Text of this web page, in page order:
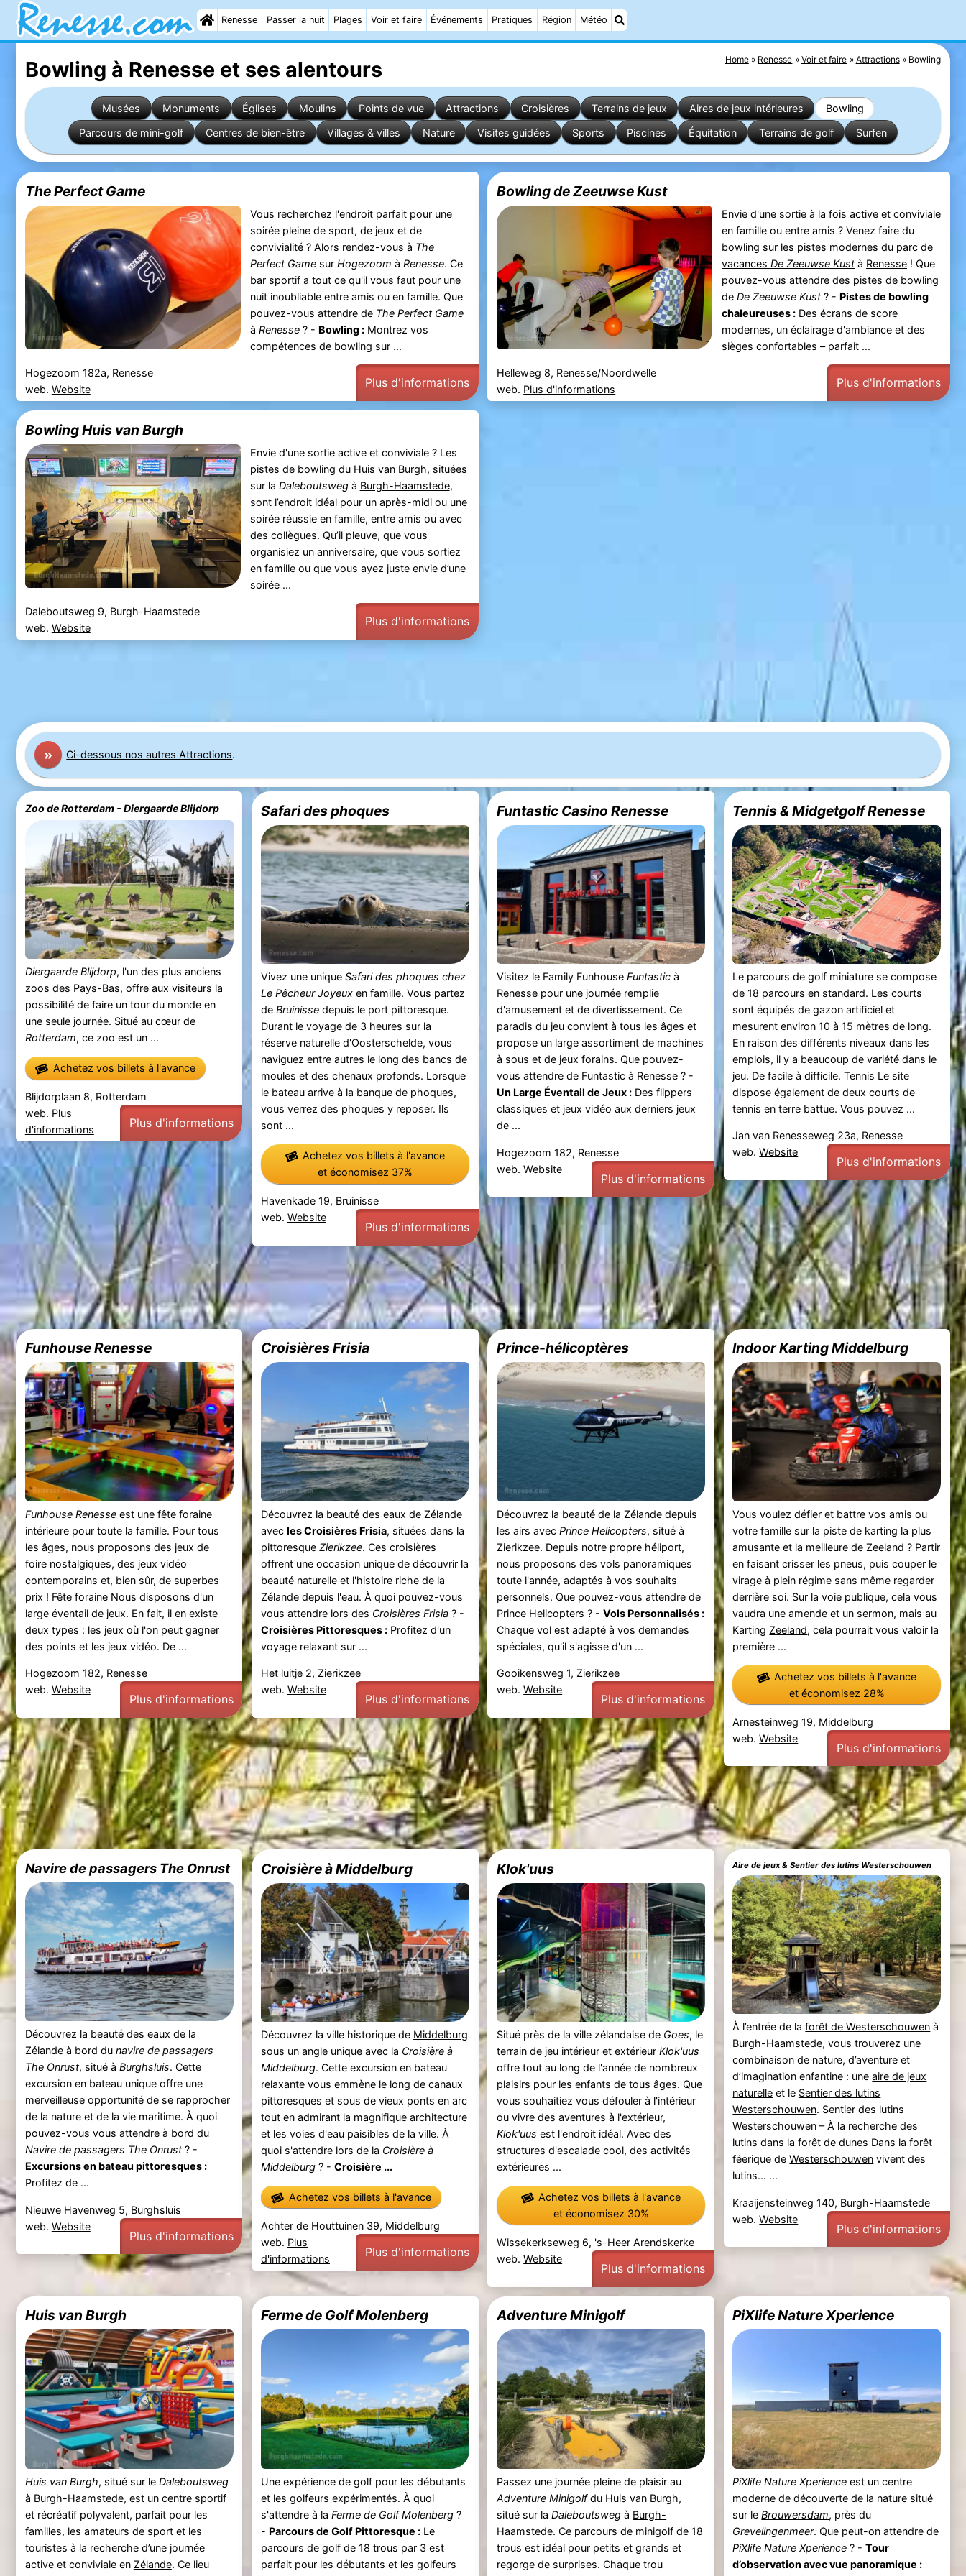
Renesse Passer la nuit Plages Voir et faire Événements Pratiques Région Météo
Home Renesse Voir et faire Attractions Bowling
Bowling à Renesse et ses alentours
Musées Monuments Églises Moulins Points de vue Attractions Croisières Terrains de jeux Aires de jeux intérieures
Bowling
Parcours de mini-golf
Centres de bien-être Villages & villes Nature Visites guidées Sports Piscines Équitation Terrains de golf Surfen
The Perfect Game
Vous recherchez l'endroit parfait pour une
soirée pleine de sport, de jeux et de
convivialité ? Alors rendez-vous à The
Perfect Gamesur Hogezoom à Renesse. Ce
bar sportif a tout ce qu'il vous faut pour une
nuit inoubliable entre amis ou en famille. Que
pouvez-vous attendre de The Perfect Game
à Renesse? - Bowling :Montrez vos
compétences de bowling sur ...
Hogezoom 182a, Renesse
web. Website Plus d'informations
Bowling de Zeeuwse Kust
Envie d'une sortie à la fois active et conviviale
en famille ou entre amis ? Venez faire du
bowling sur les pistes modernes du parc de
vacances De Zeeuwse Kustà Renesse! Que
pouvez-vous attendre des pistes de bowling
de De Zeeuwse Kust? - Pistes de bowling
chaleureuses :Des écrans de score
modernes, un éclairage d'ambiance et des
sièges confortables – parfait ...
Helleweg 8, Renesse/Noordwelle
web. Plus d'informations Plus d'informations
Bowling Huis van Burgh
Envie d'une sortie active et conviviale ? Les
pistes de bowling du Huis van Burgh, situées
sur la Daleboutswegà Burgh-Haamstede,
sont l’endroit idéal pour un après-midi ou une
soirée réussie en famille, entre amis ou avec
des collègues. Qu’il pleuve, que vous
organisiez un anniversaire, que vous sortiez
en famille ou que vous ayez juste envie d’une
soirée ...
Daleboutsweg 9, Burgh-Haamstede
web. Website Plus d'informations
» Ci-dessous nos autres Attractions.
Zoo de Rotterdam - Diergaarde Blijdorp
Diergaarde Blijdorp, l'un des plus anciens
zoos des Pays-Bas, offre aux visiteurs la
possibilité de faire un tour du monde en
une seule journée. Situé au cœur de
Rotterdam, ce zoo est un ...
Achetez vos billets à l'avance
Blijdorplaan 8, Rotterdam
web. Plus
d'informations
Plus d'informations
Safari des phoques
Vivez une unique Safari des phoques chez
Le Pêcheur Joyeuxen famille. Vous partez
de Bruinissedepuis le port pittoresque.
Durant le voyage de 3 heures sur la
réserve naturelle d'Oosterschelde, vous
naviguez entre autres le long des bancs de
moules et des chenaux profonds. Lorsque
le bateau arrive à la banque de phoques,
vous verrez des phoques y reposer. Ils
sont ...
Achetez vos billets à l'avance
et économisez 37%
Havenkade 19, Bruinisse
web. Website
Plus d'informations
Funtastic Casino Renesse
Visitez le Family FunhouseFuntastic à
Renesse pour une journée remplie
d'amusement et de divertissement. Ce
paradis du jeu convient à tous les âges et
propose un large assortiment de machines
à sous et de jeux forains. Que pouvez-
vous attendre de Funtastic à Renesse ? -
Un Large Éventail de Jeux : Des flippers
classiques et jeux vidéo aux derniers jeux
de ...
Hogezoom 182, Renesse
web.Website
Plus d'informations
Tennis & Midgetgolf Renesse
Le parcours de golf miniature se compose
de 18 parcours en standard. Les courts
sont équipés de gazon artificiel et
mesurent environ 10 à 15 mètres de long.
En raison des différents niveaux dans les
emplois, il y a beaucoup de variété dans le
jeu. De facile à difficile. Tennis Le site
dispose également de deux courts de
tennis en terre battue. Vous pouvez ...
Jan van Renesseweg 23a, Renesse
web.Website
Plus d'informations
Funhouse Renesse
Funhouse Renesseest une fête foraine
intérieure pour toute la famille. Pour tous
les âges, nous proposons des jeux de
foire nostalgiques, des jeux vidéo
contemporains et, bien sûr, de superbes
prix ! Fête foraine Nous disposons d'un
large éventail de jeux. En fait, il en existe
deux types : les jeux où l'on peut gagner
des points et les jeux vidéo. De ...
Hogezoom 182, Renesse
web. Website
Plus d'informations
Croisières Frisia
Découvrez la beauté des eaux de Zélande
avec les Croisières Frisia, situées dans la
pittoresque Zierikzee. Ces croisières
offrent une occasion unique de découvrir la
beauté naturelle et l'histoire riche de la
Zélande depuis l'eau. À quoi pouvez-vous
vous attendre lors des Croisières Frisia? -
Croisières Pittoresques :Profitez d'un
voyage relaxant sur ...
Het luitje 2, Zierikzee
web. Website
Plus d'informations
Prince-hélicoptères
Découvrez la beauté de la Zélande depuis
les airs avecPrince Helicopters, situé à
Zierikzee. Depuis notre propre héliport,
nous proposons des vols panoramiques
toute l'année, adaptés à vos souhaits
personnels. Que pouvez-vous attendre de
Prince Helicopters ? -Vols Personnalisés :
Chaque vol est adapté à vos demandes
spéciales, qu'il s'agisse d'un ...
Gooikensweg 1, Zierikzee
web.Website
Plus d'informations
Indoor Karting Middelburg
Vous voulez défier et battre vos amis ou
votre famille sur la piste de karting la plus
amusante et la meilleure de Zeeland ? Partir
en faisant crisser les pneus, puis couper le
virage à plein régime sans même regarder
derrière soi. Sur la voie publique, cela vous
vaudra une amende et un sermon, mais au
KartingZeeland, cela pourrait vous valoir la
première ...
Achetez vos billets à l'avance
et économisez 28%
Arnesteinweg 19, Middelburg
web.Website
Plus d'informations
Navire de passagers The Onrust
Découvrez la beauté des eaux de la
Zélande à bord du navire de passagers
The Onrust, situé à Burghsluis. Cette
excursion en bateau unique offre une
merveilleuse opportunité de se rapprocher
de la nature et de la vie maritime. À quoi
pouvez-vous vous attendre à bord du
Navire de passagers The Onrust? -
Excursions en bateau pittoresques :
Profitez de ...
Nieuwe Havenweg 5, Burghsluis
web. Website
Plus d'informations
Croisière à Middelburg
Découvrez la ville historique de Middelburg
sous un angle unique avec la Croisière à
Middelburg. Cette excursion en bateau
relaxante vous emmène le long de canaux
pittoresques et sous de vieux ponts en arc
tout en admirant la magnifique architecture
et les voies d'eau paisibles de la ville. À
quoi s'attendre lors de la Croisière à
Middelburg? - Croisière ...
Achetez vos billets à l'avance
Achter de Houttuinen 39, Middelburg
web. Plus
d'informations
Plus d'informations
Klok'uus
Situé près de la ville zélandaise de Goes, le
terrain de jeu intérieur et extérieurKlok'uus
offre tout au long de l'année de nombreux
plaisirs pour les enfants de tous âges. Que
vous souhaitiez vous défouler à l'intérieur
ou vivre des aventures à l'extérieur,
Klok'uus est l'endroit idéal. Avec des
structures d'escalade cool, des activités
extérieures ...
Achetez vos billets à l'avance
et économisez 30%
Wissekerkseweg 6, 's-Heer Arendskerke
web.Website
Plus d'informations
Aire de jeux & Sentier des lutins Westerschouwen
À l’entrée de laforêt de Westerschouwen à
Burgh-Haamstede, vous trouverez une
combinaison de nature, d’aventure et
d’imagination enfantine : uneaire de jeux
naturelle et le Sentier des lutins
Westerschouwen. Sentier des lutins
Westerschouwen – À la recherche des
lutins dans la forêt de dunes Dans la forêt
féerique deWesterschouwen vivent des
lutins... ...
Kraaijensteinweg 140, Burgh-Haamstede
web.Website
Plus d'informations
Huis van Burgh
Huis van Burgh, situé sur le Daleboutsweg
à Burgh-Haamstede, est un centre sportif
et récréatif polyvalent, parfait pour les
familles, les amateurs de sport et les
touristes à la recherche d’une journée
active et conviviale en Zélande. Ce lieu
Ferme de Golf Molenberg
Une expérience de golf pour les débutants
et les golfeurs expérimentés. À quoi
s'attendre à la Ferme de Golf Molenberg?
- Parcours de Golf Pittoresque :Le
parcours de golf de 18 trous par 3 est
parfait pour les débutants et les golfeurs
Adventure Minigolf
Passez une journée pleine de plaisir au
Adventure Minigolfdu Huis van Burgh,
situé sur laDaleboutsweg à Burgh-
Haamstede. Ce parcours de minigolf de 18
trous est idéal pour petits et grands et
regorge de surprises. Chaque trou
PiXlife Nature Xperience
PiXlife Nature Xperience est un centre
moderne de découverte de la nature situé
sur leBrouwersdam, près du
Grevelingenmeer. Que peut-on attendre de
PiXlife Nature Xperience ? -Tour
d’observation avec vue panoramique :